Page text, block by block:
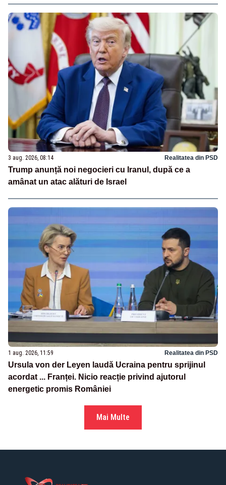
3 aug. 2026, 08:14 Realitatea din PSD
Trump anunță noi negocieri cu Iranul, după ce a
amânat un atac alături de Israel
1 aug. 2026, 11:59 Realitatea din PSD
Ursula von der Leyen laudă Ucraina pentru sprijinul
acordat ... Franței. Nicio reacție privind ajutorul
energetic promis României
Mai Multe